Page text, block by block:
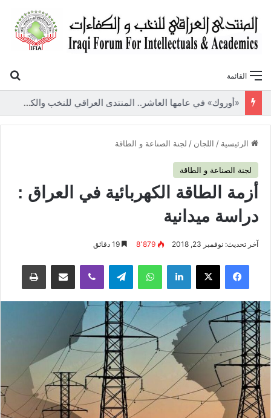
القائمة
«أوروك» في عامها العاشر.. المنتدى العراقي للنخب والكفاءات يصدر عددًا جديدًا ببحوث علمية تعالج قضايا الاقتصاد والطاقة
الرئيسية / اللجان / لجنة الصناعة و الطاقة
لجنة الصناعة و الطاقة
أزمة الطاقة الكهربائية في العراق :
دراسة ميدانية
آخر تحديث: نوفمبر 23, 2018 8٬879
فيسبوك لينكدإن واتساب